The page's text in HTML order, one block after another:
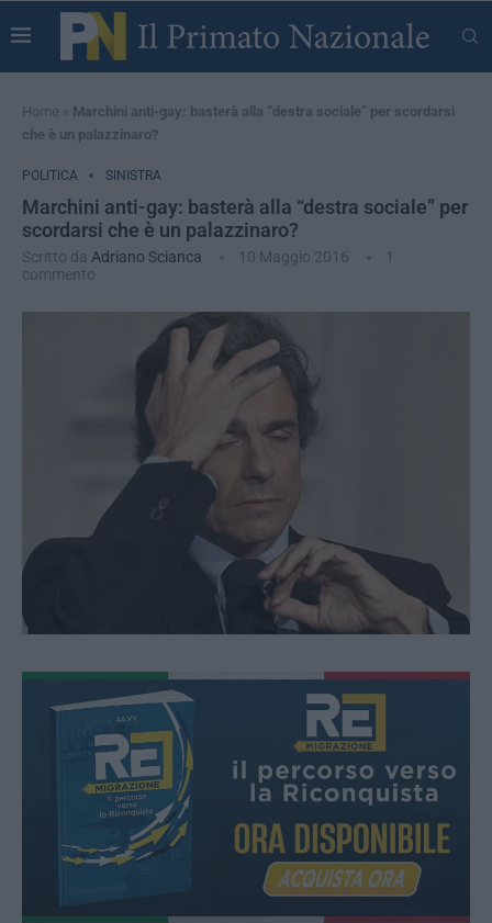
Home » Marchini anti-gay: basterà alla “destra sociale” per scordarsi
che è un palazzinaro?
POLITICA SINISTRA
Marchini anti-gay: basterà alla “destra sociale” per
scordarsi che è un palazzinaro?
Scritto da Adriano Scianca 10 Maggio 2016
1
commento